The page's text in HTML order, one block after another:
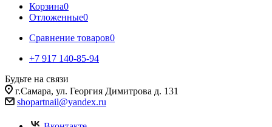
Корзина0
Отложенные0
Сравнение товаров0
+7 917 140-85-94
Будьте на связи
г.Самара, ул. Георгия Димитрова д. 131
shopartnail@yandex.ru